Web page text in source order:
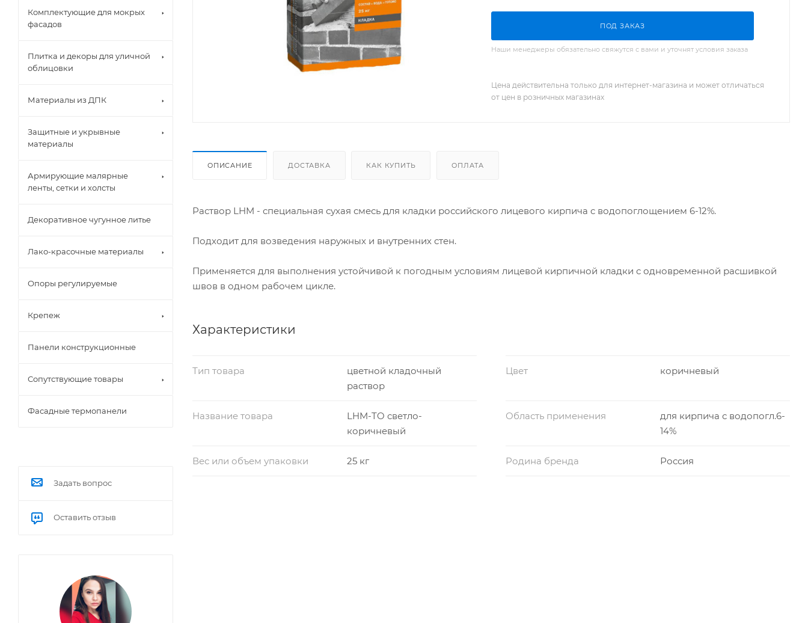
ПОД ЗАКАЗ
Наши менеджеры обязательно свяжутся с вами и уточнят условия заказа
Цена действительна только для интернет-магазина и может отличаться
от цен в розничных магазинах
ОПИСАНИЕ ДОСТАВКА КАК КУПИТЬ ОПЛАТА
Раствор LHM - специальная сухая смесь для кладки российского лицевого кирпича c водопоглощением 6-12%.
Подходит для возведения наружных и внутренних стен.
Применяется для выполнения устойчивой к погодным условиям лицевой кирпичной кладки с одновременной расшивкой
швов в одном рабочем цикле.
Характеристики
Тип товара
цветной кладочный
раствор
Цвет коричневый
Название товара
LHM-TO светло-
коричневый
Область применения
для кирпича с водопогл.6-
14%
Вес или объем упаковки 25 кг Родина бренда Россия
Комплектующие для мокрых
фасадов
Плитка и декоры для уличной
облицовки
Материалы из ДПК
Защитные и укрывные
материалы
Армирующие малярные
ленты, сетки и холсты
Декоративное чугунное литье
Лако-красочные материалы
Опоры регулируемые
Крепеж
Панели конструкционные
Сопутствующие товары
Фасадные термопанели
Задать вопрос
Оставить отзыв